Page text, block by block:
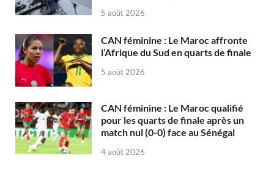
5 août 2026
CAN féminine : Le Maroc affronte
l’Afrique du Sud en quarts de finale
5 août 2026
CAN féminine : Le Maroc qualifié
pour les quarts de finale après un
match nul (0-0) face au Sénégal
4 août 2026